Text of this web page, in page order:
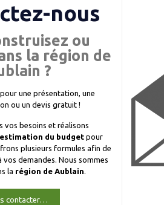
nous
ou
la région de
?
une présentation, une
ou un devis gratuit !
vos besoins et réalisons
du budgetpour
plusieurs formules afin de
demandes. Nous sommes
la région de Aublain.
contacter…